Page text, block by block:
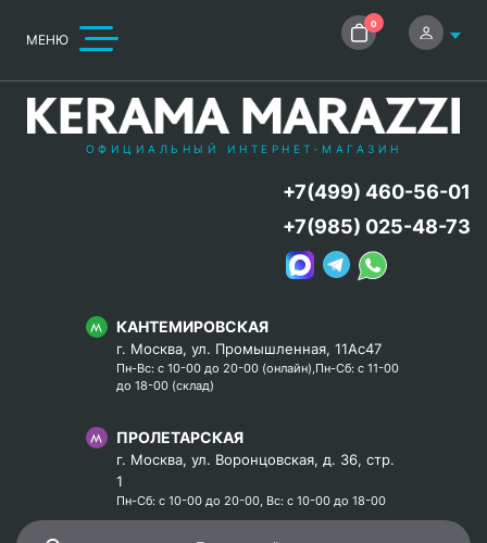
МЕНЮ
0
ОФИЦИАЛЬНЫЙ ИНТЕРНЕТ-МАГАЗИН
КАНТЕМИРОВСКАЯ
г. Москва, ул. Промышленная, 11Ас47
Пн-Вс: с 10-00 до 20-00 (онлайн),Пн-Сб: с 11-00
до 18-00 (склад)
ПРОЛЕТАРСКАЯ
г. Москва, ул. Воронцовская, д. 36, стр.
1
Пн-Сб: с 10-00 до 20-00, Вс: с 10-00 до 18-00
+7(499) 460-56-01
+7(985) 025-48-73